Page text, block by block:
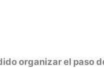
organizar el paso